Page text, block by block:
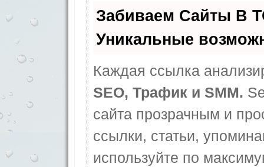
Забиваем Сайты В
Уникальные
Каждая ссылка
SEO, Трафик и SMM.
сайта прозрачным и
ссылки, статьи,
используйте по